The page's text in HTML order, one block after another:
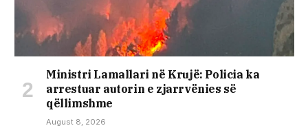
Ministri Lamallari në Krujë: Policia ka
arrestuar autorin e zjarrvënies së
qëllimshme
August 8, 2026